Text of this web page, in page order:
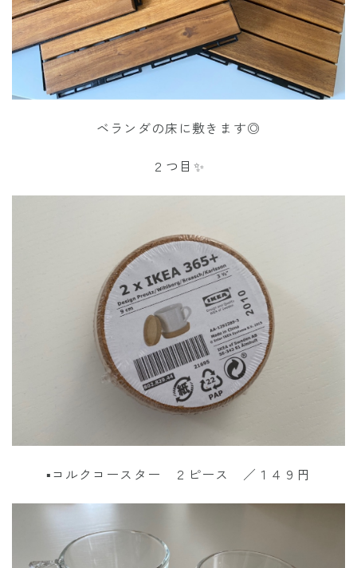
ベランダの床に敷きます◎
２つ目✨
▪︎コルクコースター ２ピース ／１４９円